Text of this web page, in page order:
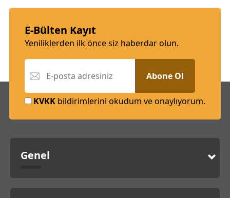
E-Bülten Kayıt
Yeniliklerden ilk önce siz haberdar olun.
Abone Ol
KVKK bildirimlerini okudum ve onaylıyorum.
Genel